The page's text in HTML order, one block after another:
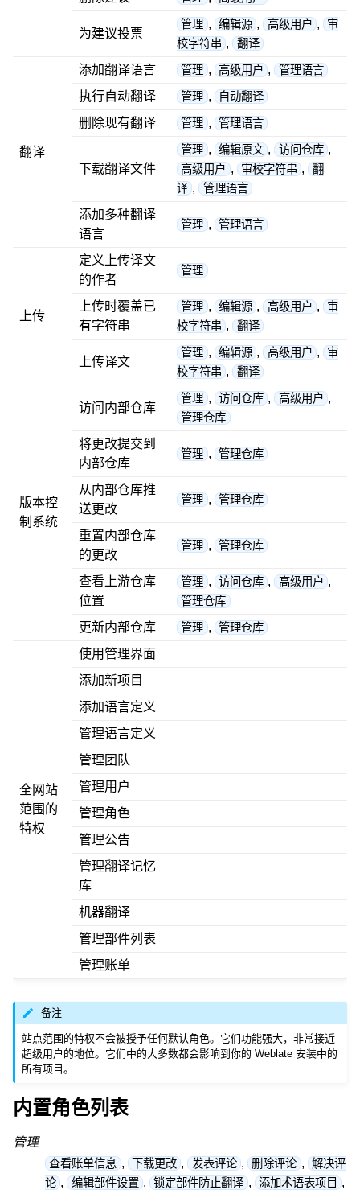
为建议投票
管理 , 编辑源 , 高级用户 ,
审
校字符串 , 翻译
翻译
添加翻译语言 管理 , 高级用户 , 管理语言
执行自动翻译 管理 , 自动翻译
删除现有翻译 管理 , 管理语言
下载翻译文件
管理 , 编辑原文 , 访问仓库 ,
高级用户 , 审校字符串 , 翻
译 , 管理语言
添加多种翻译
语言
管理 , 管理语言
上传
定义上传译文
的作者
管理
上传时覆盖已
有字符串
管理 , 编辑源 , 高级用户 ,
审
校字符串 , 翻译
上传译文
管理 , 编辑源 , 高级用户 ,
审
校字符串 , 翻译
版本控
制系统
访问内部仓库
管理 , 访问仓库 , 高级用户 ,
管理仓库
将更改提交到
内部仓库
管理 , 管理仓库
从内部仓库推
送更改
管理 , 管理仓库
重置内部仓库
的更改
管理 , 管理仓库
查看上游仓库
位置
管理 , 访问仓库 , 高级用户 ,
管理仓库
更新内部仓库 管理 , 管理仓库
全网站
范围的
特权
使用管理界面
添加新项目
添加语言定义
管理语言定义
管理团队
管理用户
管理角色
管理公告
管理翻译记忆
库
机器翻译
管理部件列表
管理账单
备注
站点范围的特权不会被授予任何默认角色。它们功能强大，非常接近
超级用户的地位。它们中的大多数都会影响到你的 Weblate 安装中的
所有项目。
内置角色列表
管理
查看账单信息 , 下载更改 , 发表评论 , 删除评论 ,
解决评
论 , 编辑部件设置 , 锁定部件防止翻译 , 添加术语表项目 ,